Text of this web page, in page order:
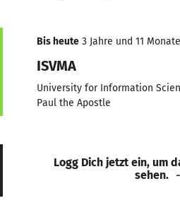
Bis heute 3 Jahre und 11
ISVMA
University for Information
Paul the Apostle
Logg Dich jetzt ein, um
sehen.